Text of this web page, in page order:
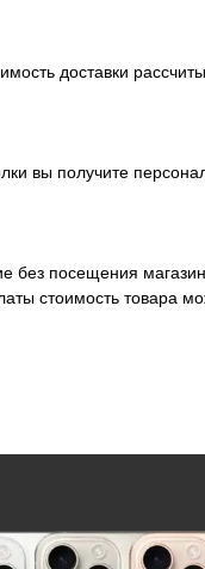
доставки
вы получите
без посещения
стоимость товара